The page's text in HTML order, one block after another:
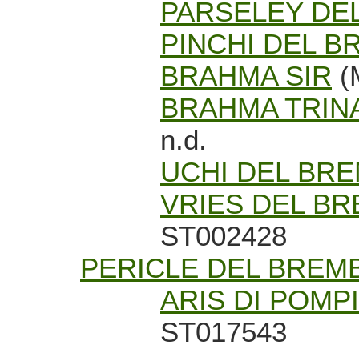
PARSELEY
PINCHI DEL
BRAHMA SIR
BRAHMA
n.d.
UCHI DEL
VRIES DEL
ST002428
PERICLE DEL
ARIS DI
ST017543